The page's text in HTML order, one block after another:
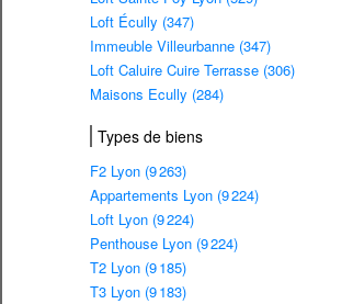
Loft Écully (347)
Immeuble Villeurbanne (347)
Loft Caluire Cuire Terrasse (306)
Maisons Ecully (284)
Types de biens
F2 Lyon (9 263)
Appartements Lyon (9 224)
Loft Lyon (9 224)
Penthouse Lyon (9 224)
T2 Lyon (9 185)
T3 Lyon (9 183)